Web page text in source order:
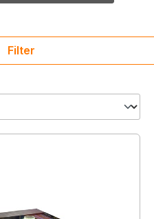
Filter